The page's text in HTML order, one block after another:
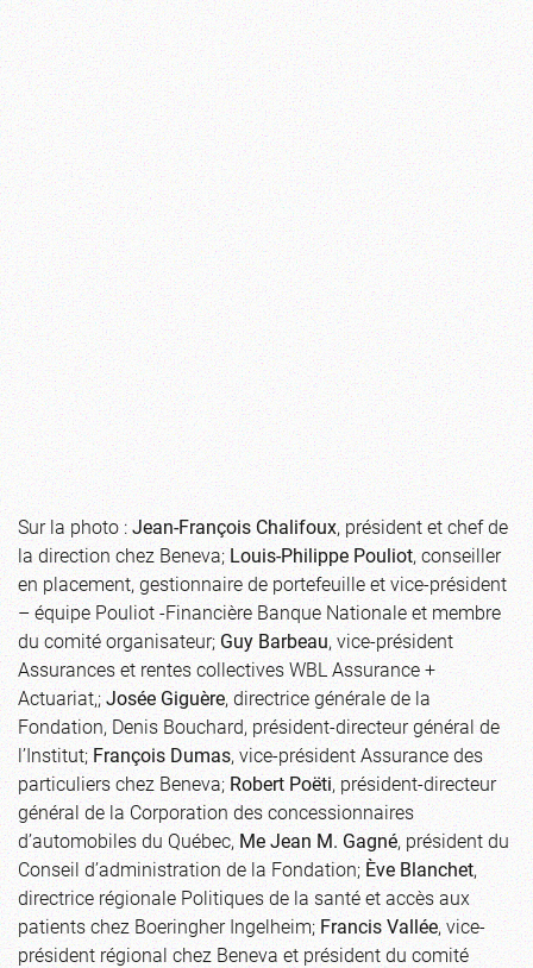
Sur la photo :Jean-François Chalifoux, président et chef de
la direction chez Beneva;Louis-Philippe Pouliot, conseiller
en placement, gestionnaire de portefeuille et vice-président
– équipe Pouliot -Financière Banque Nationale et membre
du comité organisateur;Guy Barbeau, vice-président
Assurances et rentes collectives WBL Assurance +
Actuariat,;Josée Giguère, directrice générale de la
Fondation, Denis Bouchard, président-directeur général de
l’Institut;François Dumas, vice-président Assurance des
particuliers chez Beneva;Robert Poëti, président-directeur
général de la Corporation des concessionnaires
d’automobiles du Québec,Me Jean M. Gagné, président du
Conseil d’administration de la Fondation;Ève Blanchet,
directrice régionale Politiques de la santé et accès aux
patients chez Boeringher Ingelheim;Francis Vallée, vice-
président régional chez Beneva et président du comité